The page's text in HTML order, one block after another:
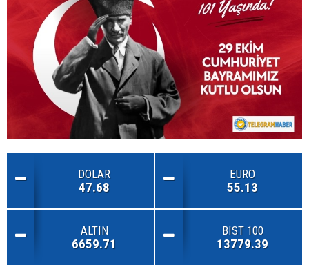
DOLAR
47.68
EURO
55.13
ALTIN
6659.71
BIST 100
13779.39